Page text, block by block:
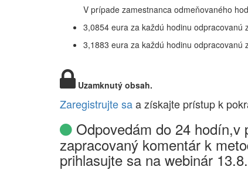
V prípade zamestnanca odmeňovaného
3,0854 eura za každú hodinu odpracovanú
3,1883 eura za každú hodinu odpracovanú
Uzamknutý obsah.
Zaregistrujte saa získajte prístup k
Odpovedám do 24
zapracovaný komentár k
prihlasujte sa na webinár